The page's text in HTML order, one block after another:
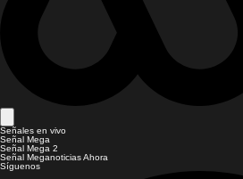
Señales en vivo
Señal Mega
Señal Mega 2
Señal Meganoticias Ahora
Síguenos